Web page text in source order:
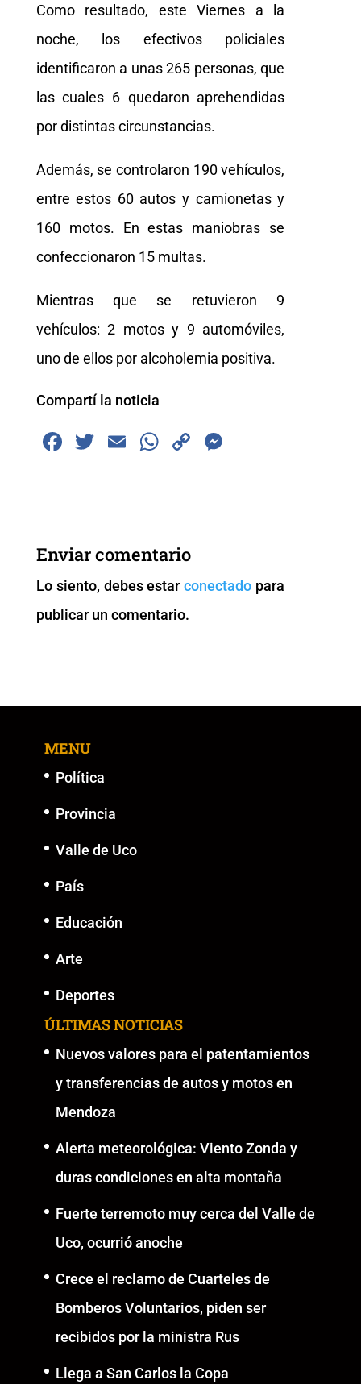
Como resultado, este Viernes a la
noche, los efectivos policiales
identificaron a unas 265 personas, que
las cuales 6 quedaron aprehendidas
por distintas circunstancias.
Además, se controlaron 190 vehículos,
entre estos 60 autos y camionetas y
160 motos. En estas maniobras se
confeccionaron 15 multas.
Mientras que se retuvieron 9
vehículos: 2 motos y 9 automóviles,
uno de ellos por alcoholemia positiva.
Compartí la noticia
F
b
o
o
k
T
E
W
A
p
p
C
k
er
Enviar comentario
Lo siento, debes estarconectado para
publicar un comentario.
MENU
Política
Provincia
Valle de Uco
País
Educación
Arte
Deportes
ÚLTIMAS NOTICIAS
Nuevos valores para el patentamientos
y transferencias de autos y motos en
Mendoza
Alerta meteorológica: Viento Zonda y
duras condiciones en alta montaña
Fuerte terremoto muy cerca del Valle de
Uco, ocurrió anoche
Crece el reclamo de Cuarteles de
Bomberos Voluntarios, piden ser
recibidos por la ministra Rus
Llega a San Carlos la Copa